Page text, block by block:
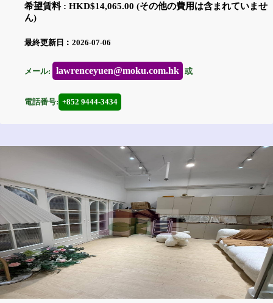
希望賃料 : HKD$14,065.00 (その他の費用は含まれていませ
ん)
最終更新日︰2026-07-06
メール: lawrenceyuen@moku.com.hk 或
電話番号: +852 9444-3434